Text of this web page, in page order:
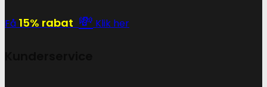
Få 15% rabat 💸 Klik her